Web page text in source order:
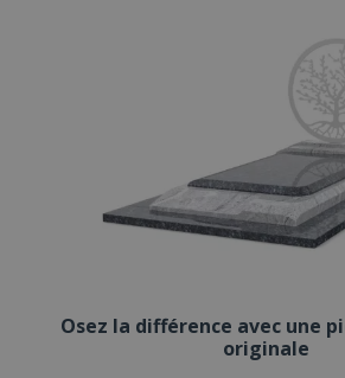
Osez la différence avec une
originale